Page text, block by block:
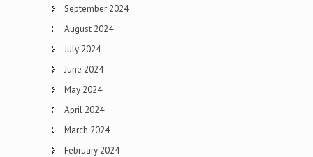
September 2024
August 2024
July 2024
June 2024
May 2024
April 2024
March 2024
February 2024